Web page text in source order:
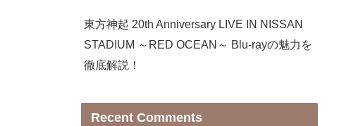
東方神起 20th Anniversary LIVE IN NISSAN
STADIUM ～RED OCEAN～ Blu-rayの魅力を
徹底解説！
Recent Comments